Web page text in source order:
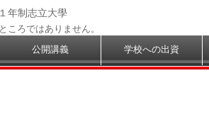
年制志立大學
ろではありません。
公開講義 学校への出資